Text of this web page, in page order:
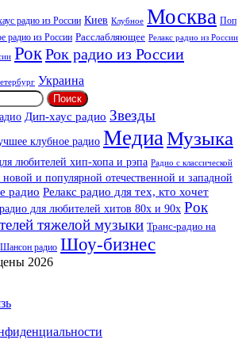
радио из России Киев Клубное Москва Поп
радио из России Расслабляющее Релакс радио из России
РокРок радио из России
Украина
Дип-хаус радио Звезды
клубное радио МедиаМузыка
любителей хип-хопа и рэпа Радио с классической
и популярной отечественной и западной
радио Релакс радио для тех, кто хочет
для любителей хитов 80х и 90х Рок
тяжелой музыки Транс-радио на
Шансон радио Шоу-бизнес
2026